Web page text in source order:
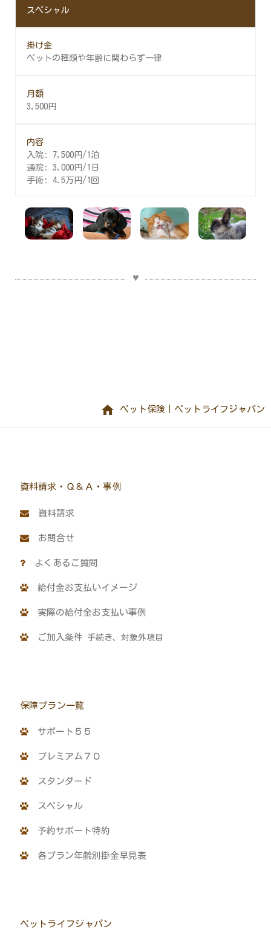
スペシャル
ペットの種類や年齢に関わらず一律
3,500円
入院: 7,500円/1泊
通院: 3,000円/1日
手術: 4.5万円/1回
home ペット保険｜ペットライフジャパン
資料請求・Ｑ＆Ａ・事例
資料請求
お問合せ
よくあるご質問
給付金お支払いイメージ
実際の給付金お支払い事例
ご加入条件 手続き、対象外項目
保障プラン一覧
サポート５５
プレミアム７０
スタンダード
スペシャル
予約サポート特約
各プラン年齢別掛金早見表
ペットライフジャパン